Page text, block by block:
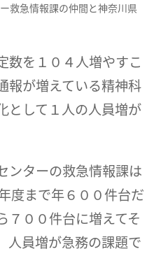
救急情報課の仲間と神奈川県
数を１０４人増やすこ
報が増えている精神科
として１人の人員増が
ンターの救急情報課は
度まで年６００件台だ
７００件台に増えてそ
人員増が急務の課題で